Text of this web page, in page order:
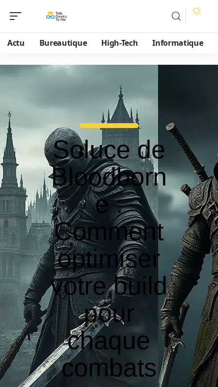
Actu Bureautique High-Tech Informatique
Soluce de
Bloodborn
e :
Comment
optimiser
votre build
pour
chaque
combats